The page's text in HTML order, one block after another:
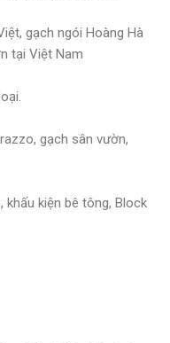
gạch ngói Hoàng Hà
tại Việt Nam
gạch sân vườn,
kiện bê tông, Block